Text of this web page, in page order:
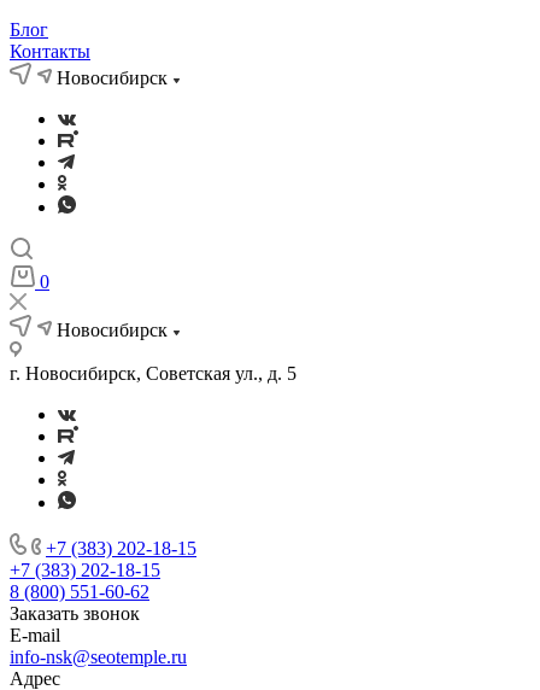
Блог
Контакты
Новосибирск
0
Новосибирск
г. Новосибирск, Советская ул., д. 5
+7 (383) 202-18-15
+7 (383) 202-18-15
8 (800) 551-60-62
Заказать звонок
E-mail
info-nsk@seotemple.ru
Адрес